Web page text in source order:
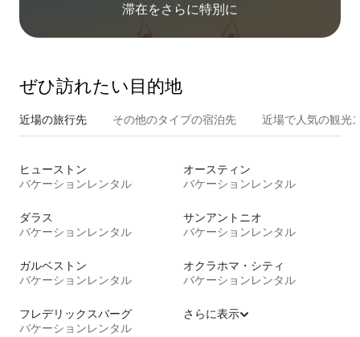
滞在をさ⁠ら⁠に特⁠別⁠に
ぜひ訪⁠れ⁠た⁠い目⁠的⁠地
近場の旅行先 その他のタ⁠イ⁠プ⁠の宿⁠泊⁠先 近場で人気の観光
ヒューストン
バケーションレンタル
オースティン
バケーションレンタル
ダラス
バケーションレンタル
サンアントニオ
バケーションレンタル
ガルベストン
バケーションレンタル
オクラホマ・シティ
バケーションレンタル
フレデリックスバーグ
バケーションレンタル
さらに表示